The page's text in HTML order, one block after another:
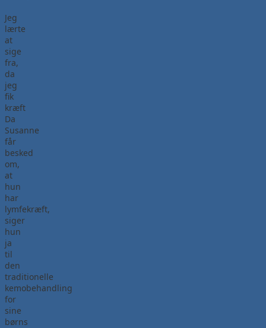
Jeg
lærte
at
sige
fra,
da
jeg
fik
kræft
Da
Susanne
får
besked
om,
at
hun
har
lymfekræft,
siger
hun
ja
til
den
traditionelle
kemobehandling
for
sine
børns